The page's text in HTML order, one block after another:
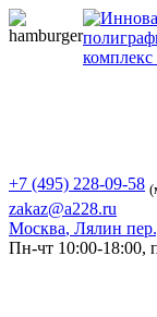
+7 (495) 228-09-58
zakaz@a228.ru
Москва, Лялин
Пн-чт 10:00-18:00,